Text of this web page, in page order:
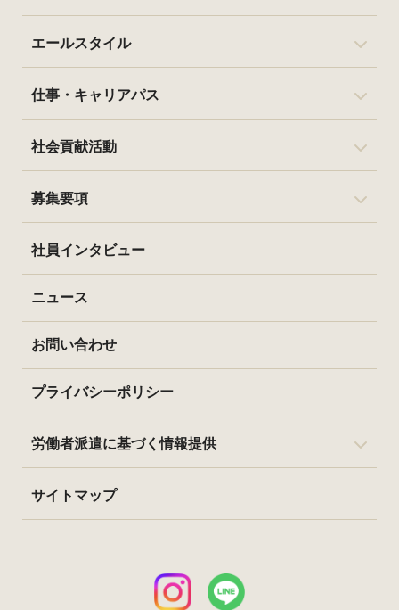
エールスタイル
仕事・キャリアパス
社会貢献活動
募集要項
社員インタビュー
ニュース
お問い合わせ
プライバシーポリシー
労働者派遣に基づく情報提供
サイトマップ